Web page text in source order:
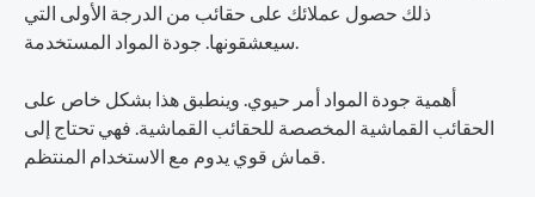
ذلك حصول عملائك على حقائب من الدرجة الأولى التي
سيعشقونها. جودة المواد المستخدمة.
أهمية جودة المواد أمر حيوي. وينطبق هذا بشكل خاص على
الحقائب القماشية المخصصة للحقائب القماشية. فهي تحتاج إلى
قماش قوي يدوم مع الاستخدام المنتظم.